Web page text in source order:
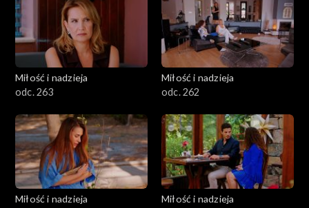
Miłość i nadzieja
odc. 263
Miłość i nadzieja
odc. 262
Miłość i nadzieja
Miłość i nadzieja